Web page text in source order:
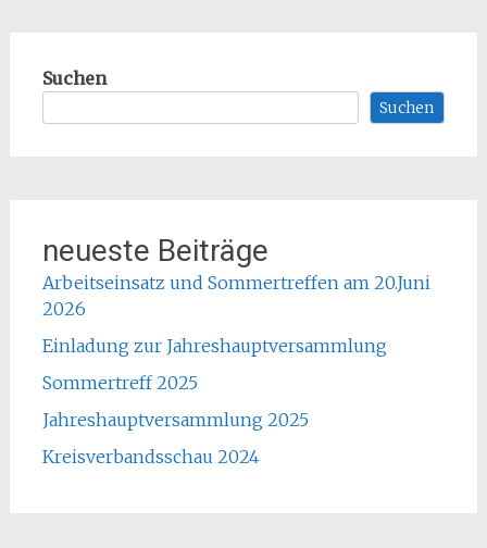
Suchen
Suchen
neueste Beiträge
Arbeitseinsatz und Sommertreffen am 20.Juni
2026
Einladung zur Jahreshauptversammlung
Sommertreff 2025
Jahreshauptversammlung 2025
Kreisverbandsschau 2024